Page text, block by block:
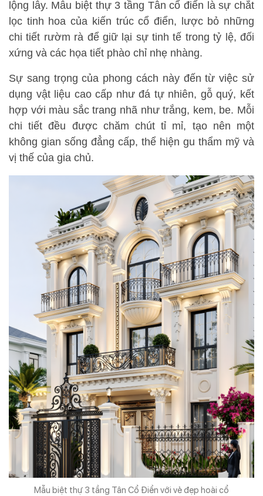
lộng lẫy. Mẫu biệt thự 3 tầng Tân cổ điển là sự chắt
lọc tinh hoa của kiến trúc cổ điển, lược bỏ những
chi tiết rườm rà để giữ lại sự tinh tế trong tỷ lệ, đối
xứng và các họa tiết phào chỉ nhẹ nhàng.
Sự sang trọng của phong cách này đến từ việc sử
dụng vật liệu cao cấp như đá tự nhiên, gỗ quý, kết
hợp với màu sắc trang nhã như trắng, kem, be. Mỗi
chi tiết đều được chăm chút tỉ mỉ, tạo nên một
không gian sống đẳng cấp, thể hiện gu thẩm mỹ và
vị thế của gia chủ.
Mẫu biệt thự 3 tầng Tân Cổ Điển với vẻ đẹp hoài cổ